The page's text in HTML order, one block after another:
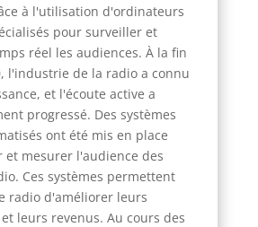
à l'utilisation d'ordinateurs
pour surveiller et
réel les audiences. À la fin
l'industrie de la radio a connu
et l'écoute active a
progressé. Des systèmes
ont été mis en place
et mesurer l'audience des
Ces systèmes permettent
radio d'améliorer leurs
leurs revenus. Au cours des